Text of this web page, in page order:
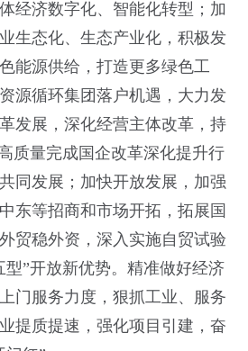
经济数字化、智能化转型；加
生态化、生态产业化，积极发
能源供给，打造更多绿色工
源循环集团落户机遇，大力发
发展，深化经营主体改革，持
质量完成国企改革深化提升行
同发展；加快开放发展，加强
东等招商和市场开拓，拓展国
贸稳外资，深入实施自贸试验
型”开放新优势。精准做好经济
门服务力度，狠抓工业、服务
提质提速，强化项目引建，奋